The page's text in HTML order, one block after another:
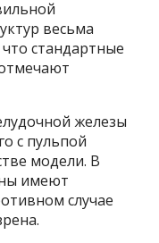
весьма
стандартные
железы
с пульпой
модели. В
имеют
случае